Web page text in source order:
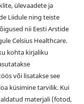
ülevaadete ja
Liidule ning teiste
nii Eesti Arstide
Celsius Healthcare.
kohta kirjaliku
või lisatakse see
küsimine tarvilik. Kui
materjali (fotod,